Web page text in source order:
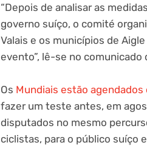
“Depois de analisar as
governo suíço, o comité
Valais e os municípios de
evento”, lê-se no
Os Mundiais estão
fazer um teste antes, em
disputados no mesmo
ciclistas, para o público suíço